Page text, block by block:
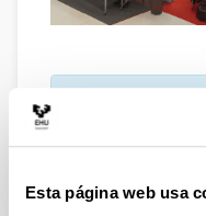
Esta página web usa
Ayuntamiento